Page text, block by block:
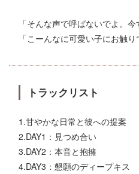
「そんな声で呼ばないでよ。
「こーんなに可愛い子にお触
トラックリスト
1.甘やかな日常と彼への提案
2.DAY1：見つめ合い
3.DAY2：本音と抱擁
4.DAY3：懇願のディープキス